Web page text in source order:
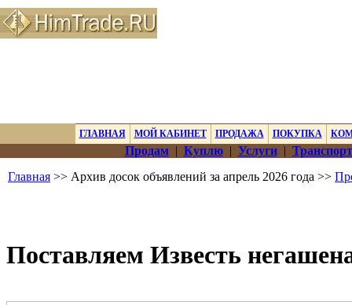
ГЛАВНАЯ МОЙ КАБИНЕТ ПРОДАЖА ПОКУПКА
Продам| Куплю| Услуги|
Главная >> Архив досок объявлений за апрель 2026 года >>
Поставляем Известь